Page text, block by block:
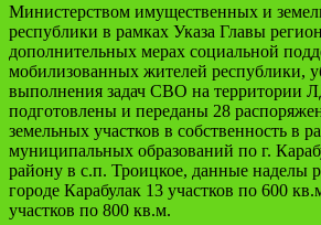
Министерством имущественных и
республики в рамках Указа Главы
дополнительных мерах социальной
мобилизованных жителей республики,
выполнения задач СВО на территории
подготовлены и переданы 28
земельных участков в собственность в
муниципальных образований по г.
району в с.п. Троицкое, данные наделы
городе Карабулак 13 участков по 600
участков по 800 кв.м.